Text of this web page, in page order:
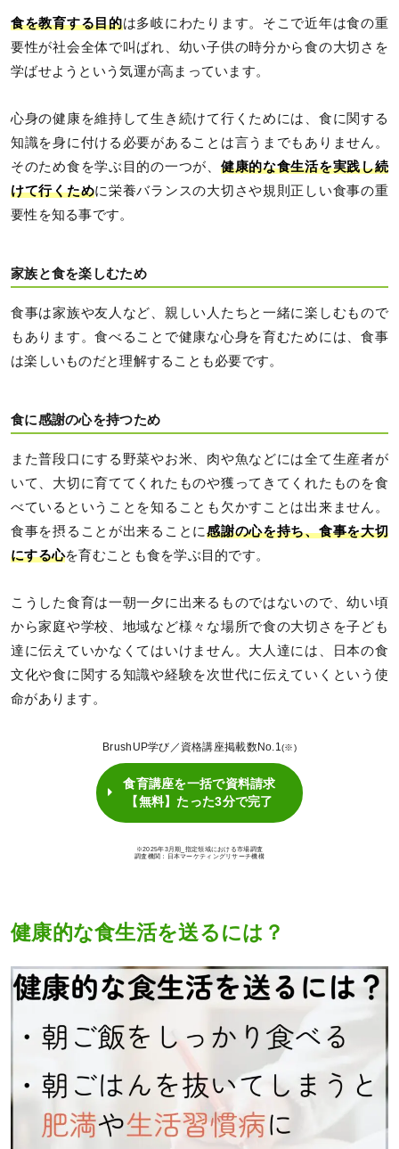
食を教育する目的は多岐にわたります。そこで近年は食の重
要性が社会全体で叫ばれ、幼い子供の時分から食の大切さを
学ばせようという気運が高まっています。
心身の健康を維持して生き続けて行くためには、食に関する
知識を身に付ける必要があることは言うまでもありません。
そのため食を学ぶ目的の一つが、 健康的な食生活を実践し続
けて行くために栄養バランスの大切さや規則正しい食事の重
要性を知る事です。
家族と食を楽しむため
食事は家族や友人など、親しい人たちと一緒に楽しむもので
もあります。食べることで健康な心身を育むためには、食事
は楽しいものだと理解することも必要です。
食に感謝の心を持つため
また普段口にする野菜やお米、肉や魚などには全て生産者が
いて、大切に育ててくれたものや獲ってきてくれたものを食
べているということを知ることも欠かすことは出来ません。
食事を摂ることが出来ることに感謝の心を持ち、食事を大切
にする心を育むことも食を学ぶ目的です。
こうした食育は一朝一夕に出来るものではないので、幼い頃
から家庭や学校、地域など様々な場所で食の大切さを子ども
達に伝えていかなくてはいけません。大人達には、日本の食
文化や食に関する知識や経験を次世代に伝えていくという使
命があります。
BrushUP学び／資格講座掲載数No.1(※)
食育講座を一括で資料請求
【無料】たった3分で完了
※2025年3月期_指定領域における市場調査
調査機関：日本マーケティングリサーチ機構
健康的な食生活を送るには？